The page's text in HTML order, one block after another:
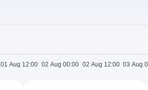
01 Aug 12:00 02 Aug 00:00 02 Aug 12:00 03 Aug